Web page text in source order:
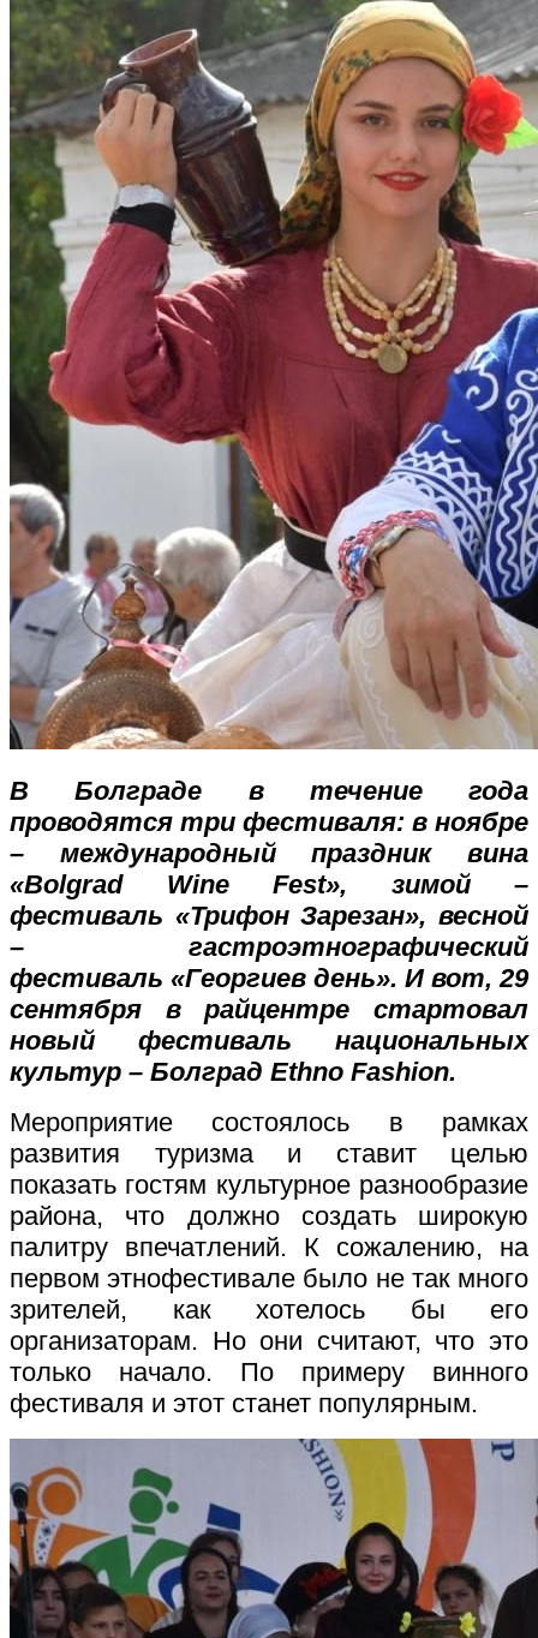
В Болграде в течение года
проводятся три фестиваля: в ноябре
– международный праздник вина
«Bolgrad Wine Fest», зимой –
фестиваль «Трифон Зарезан», весной
– гастроэтнографический
фестиваль «Георгиев день». И вот, 29
сентября в райцентре стартовал
новый фестиваль национальных
культур – Болград Еthno Fashion.
Мероприятие состоялось в рамках
развития туризма и ставит целью
показать гостям культурное разнообразие
района, что должно создать широкую
палитру впечатлений. К сожалению, на
первом этнофестивале было не так много
зрителей, как хотелось бы его
организаторам. Но они считают, что это
только начало. По примеру винного
фестиваля и этот станет популярным.